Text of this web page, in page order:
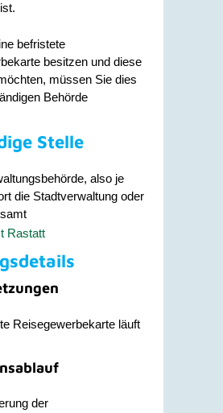
befristete
besitzen und diese
müssen Sie dies
Behörde
Stelle
also je
die Stadtverwaltung oder
Rastatt
Reisegewerbekarte läuft
der